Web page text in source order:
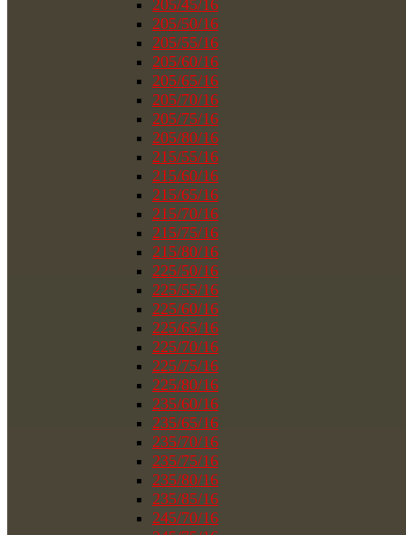
205/45/16
205/50/16
205/55/16
205/60/16
205/65/16
205/70/16
205/75/16
205/80/16
215/55/16
215/60/16
215/65/16
215/70/16
215/75/16
215/80/16
225/50/16
225/55/16
225/60/16
225/65/16
225/70/16
225/75/16
225/80/16
235/60/16
235/65/16
235/70/16
235/75/16
235/80/16
235/85/16
245/70/16